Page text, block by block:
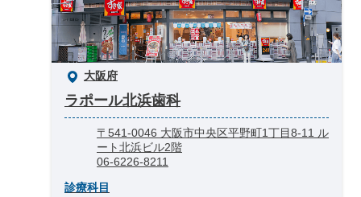
大阪府
ラポール北浜歯科
〒541-0046 大阪市中央区平野町1丁目8-11 ル
ート北浜ビル2階
06-6226-8211
診療科目